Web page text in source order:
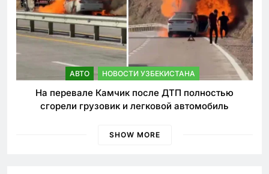
АВТО НОВОСТИ УЗБЕКИСТАНА
На перевале Камчик после ДТП полностью
сгорели грузовик и легковой автомобиль
SHOW MORE